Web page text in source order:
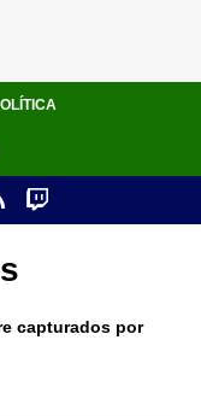
capturados por